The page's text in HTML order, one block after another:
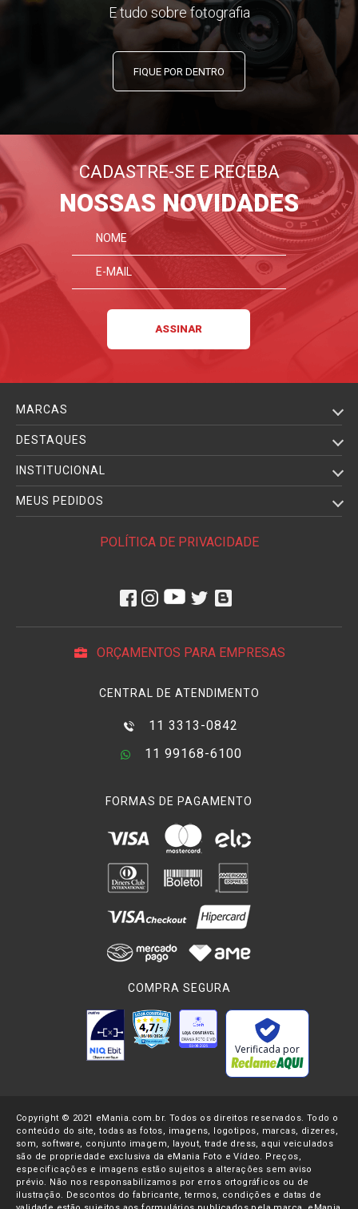
E tudo sobre fotografia
FIQUE POR DENTRO
CADASTRE-SE E RECEBA
NOSSAS NOVIDADES
MARCAS
DESTAQUES
INSTITUCIONAL
MEUS PEDIDOS
POLÍTICA DE PRIVACIDADE
ORÇAMENTOS PARA EMPRESAS
CENTRAL DE ATENDIMENTO
11 3313-0842
11 99168-6100
FORMAS DE PAGAMENTO
COMPRA SEGURA
Verificada por
Copyright © 2021 eMania.com.br. Todos os direitos reservados. Todo o
conteúdo do site, todas as fotos, imagens, logotipos, marcas, dizeres,
som, software, conjunto imagem, layout, trade dress, aqui veiculados
são de propriedade exclusiva da eMania Foto e Vídeo. Preços,
especificações e imagens estão sujeitos a alterações sem aviso
prévio. Não nos responsabilizamos por erros ortográficos ou de
ilustração. Descontos do fabricante, termos, condições e datas de